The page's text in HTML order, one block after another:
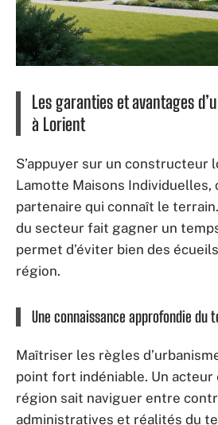
Les garanties et avantages
à Lorient
S’appuyer sur un constructeur
Lamotte Maisons Individuelles,
partenaire qui connaît le
du secteur fait gagner un
permet d’éviter bien des
région.
Une connaissance approfondie du
Maîtriser les règles
point fort indéniable. Un acteur
région sait naviguer entre
administratives et réalités du